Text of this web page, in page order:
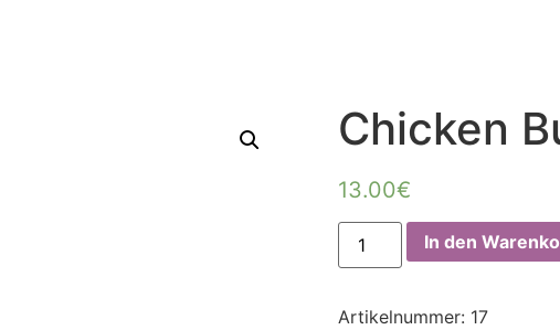
Chicken
13.00€
In den
Artikelnummer: 17